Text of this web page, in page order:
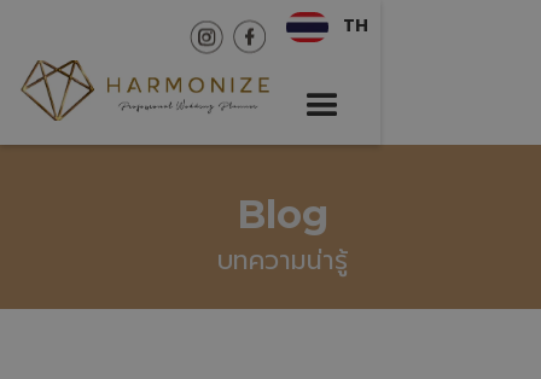
TH
Blog
บทความน่ารู้